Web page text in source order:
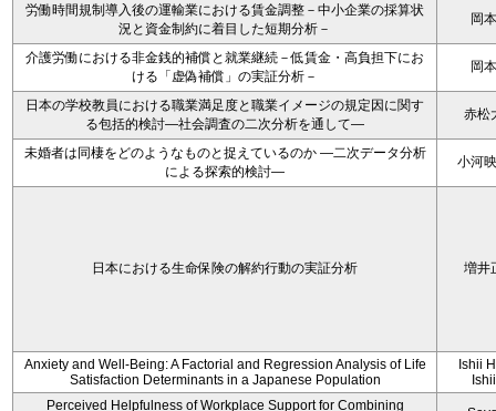
労働時間規制導入後の運輸業における賃金調整－中小企業の採算状
況と資金制約に着目した短期分析－
岡
介護労働における非金銭的補償と就業継続－低賃金・高負担下にお
ける「虚偽補償」の実証分析－
岡
日本の学校教員における職業満足度と職業イメージの規定因に関す
る包括的検討―社会調査の二次分析を通して―
赤松
未婚者は同棲をどのようなものと捉えているのか —二次データ分析
による探索的検討—
小河
日本における生命保険の解約行動の実証分析 増井
Anxiety and Well-Being: A Factorial and Regression Analysis of Life
Satisfaction Determinants in a Japanese Population
Ishii
Perceived Helpfulness of Workplace Support for Combining